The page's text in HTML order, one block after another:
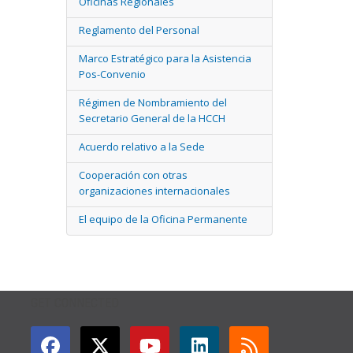
Reglamento del Personal
Marco Estratégico para la Asistencia
Pos-Convenio
Régimen de Nombramiento del
Secretario General de la HCCH
Acuerdo relativo a la Sede
Cooperación con otras
organizaciones internacionales
El equipo de la Oficina Permanente